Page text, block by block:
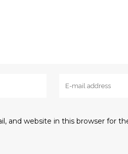
and website in this browser for